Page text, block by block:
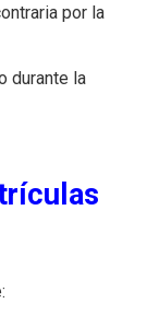
por la
durante la